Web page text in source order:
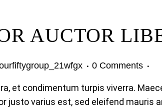
AUCTOR
0 Comments
et condimentum turpis viverra.
justo varius est, sed eleifend mauris